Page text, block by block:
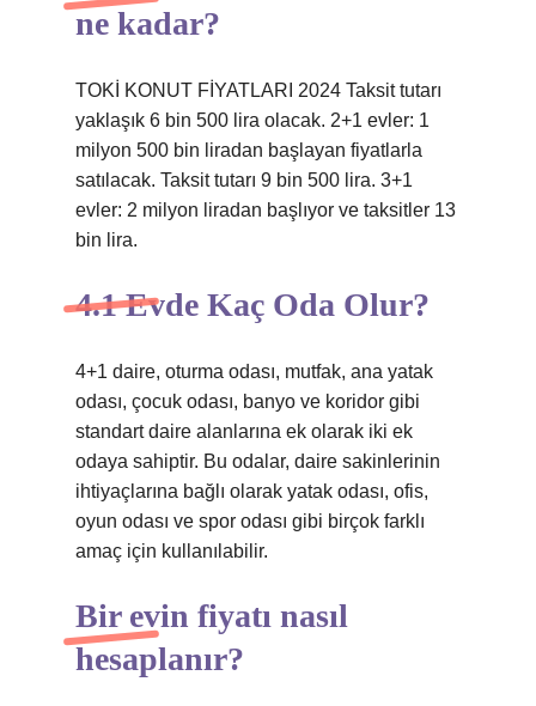
ne kadar?
TOKİ KONUT FİYATLARI 2024 Taksit tutarı
yaklaşık 6 bin 500 lira olacak. 2+1 evler: 1
milyon 500 bin liradan başlayan fiyatlarla
satılacak. Taksit tutarı 9 bin 500 lira. 3+1
evler: 2 milyon liradan başlıyor ve taksitler 13
bin lira.
4.1 Evde Kaç Oda Olur?
4+1 daire, oturma odası, mutfak, ana yatak
odası, çocuk odası, banyo ve koridor gibi
standart daire alanlarına ek olarak iki ek
odaya sahiptir. Bu odalar, daire sakinlerinin
ihtiyaçlarına bağlı olarak yatak odası, ofis,
oyun odası ve spor odası gibi birçok farklı
amaç için kullanılabilir.
Bir evin fiyatı nasıl
hesaplanır?